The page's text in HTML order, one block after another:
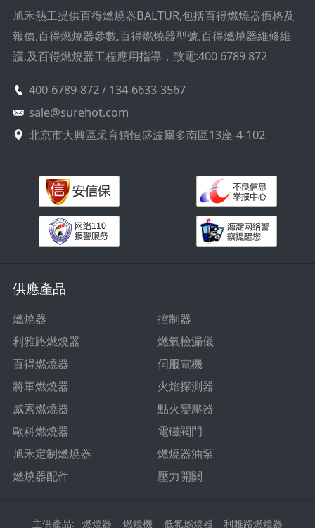
旭禾熱工提供百得燃燒器BALTUR,包括百得燃燒器價格及
報價,百得燃燒器參數,百得燃燒器型號,百得燃燒器維修維
護,及百得燃燒器工程應用指導，致電:400 6789 872
400-6789-872 / 134-6633-3567
sale@surehot.com
北京市大興區采育鎮恒盛波爾多南區13座-4-102
供應產品
燃燒器
利雅路燃燒器
百得燃燒器
將軍燃燒器
威索燃燒器
歐科燃燒器
旭禾定制燃燒器
燃燒器配件
控制器
燃氣檢漏儀
伺服電機
火焰探測器
點火變壓器
電磁閥門
燃燒器油泵
壓力開關
主供產品: 燃燒器 燃燒機 低氮燃燒器 利雅路燃燒器